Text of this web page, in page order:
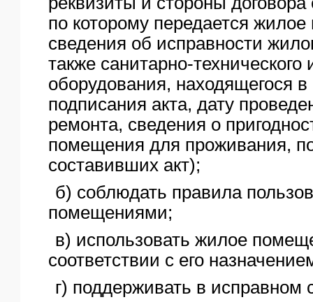
по которому передается
сведения об исправности
также санитарно-технического
оборудования, находящегося
подписания акта, дату
ремонта, сведения о
помещения для проживания,
составивших акт);
б) соблюдать правила
помещениями;
в) использовать жилое
соответствии с его
г) поддерживать в исправном